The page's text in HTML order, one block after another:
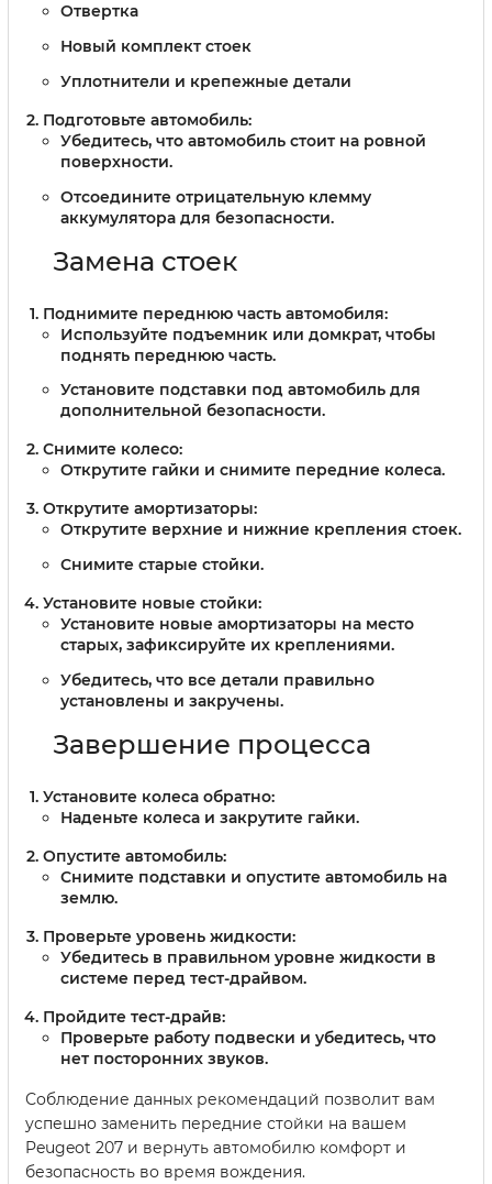
Отвертка
Новый комплект стоек
Уплотнители и крепежные детали
Подготовьте автомобиль:
Убедитесь, что автомобиль стоит на ровной
поверхности.
Отсоедините отрицательную клемму
аккумулятора для безопасности.
Замена стоек
Поднимите переднюю часть автомобиля:
Используйте подъемник или домкрат, чтобы
поднять переднюю часть.
Установите подставки под автомобиль для
дополнительной безопасности.
Снимите колесо:
Открутите гайки и снимите передние колеса.
Открутите амортизаторы:
Открутите верхние и нижние крепления стоек.
Снимите старые стойки.
Установите новые стойки:
Установите новые амортизаторы на место
старых, зафиксируйте их креплениями.
Убедитесь, что все детали правильно
установлены и закручены.
Завершение процесса
Установите колеса обратно:
Наденьте колеса и закрутите гайки.
Опустите автомобиль:
Снимите подставки и опустите автомобиль на
землю.
Проверьте уровень жидкости:
Убедитесь в правильном уровне жидкости в
системе перед тест-драйвом.
Пройдите тест-драйв:
Проверьте работу подвески и убедитесь, что
нет посторонних звуков.
Соблюдение данных рекомендаций позволит вам
успешно заменить передние стойки на вашем
Peugeot 207 и вернуть автомобилю комфорт и
безопасность во время вождения.